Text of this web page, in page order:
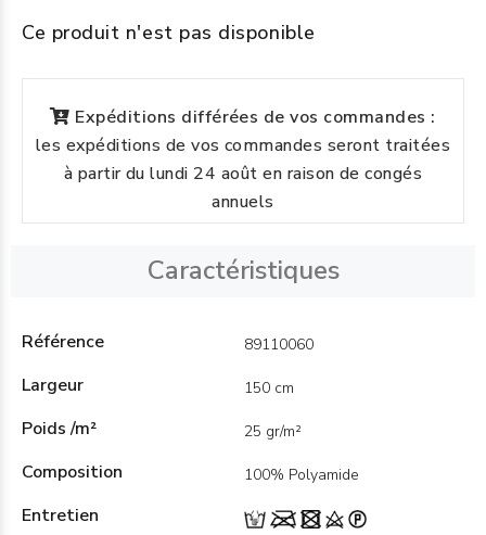
Ce produit n'est pas disponible
Expéditions différées de vos commandes :
les expéditions de vos commandes seront traitées
à partir du lundi 24 août en raison de congés
annuels
Caractéristiques
Référence 89110060
Largeur 150 cm
Poids /m² 25 gr/m²
Composition 100% Polyamide
Entretien